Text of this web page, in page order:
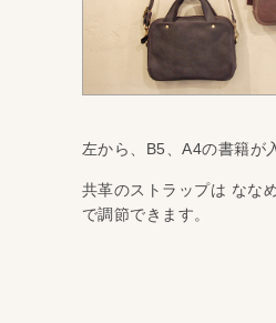
左から、B5、A4の書籍が
共革のストラップは なな
で調節できます。